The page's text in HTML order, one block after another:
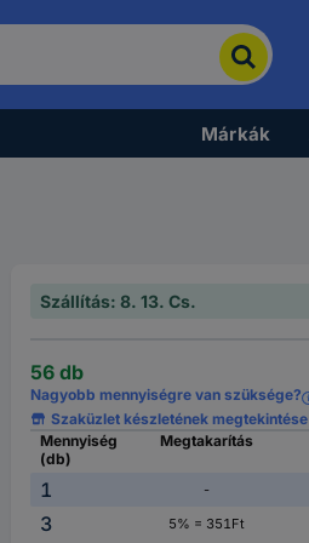
Márkák
Szállítás: 8. 13. Cs.
56 db
Nagyobb mennyiségre van szüksége?
Szaküzlet készletének megtekintése
Mennyiség
(db)
Megtakarítás
1 -
3
5% = 351Ft